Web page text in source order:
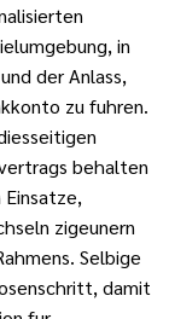
in
der Anlass,
zu fuhren.
behalten
zigeunern
Selbige
damit